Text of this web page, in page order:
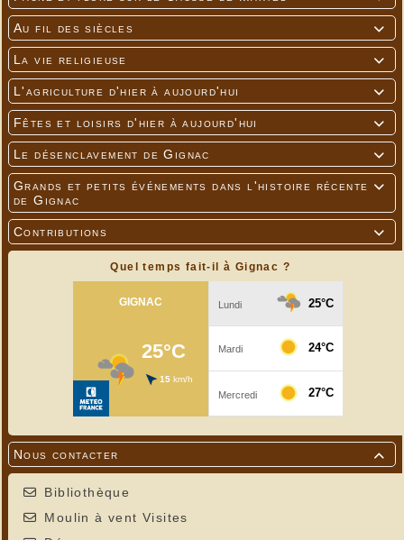

Au fil des siècles

La vie religieuse

L'agriculture d'hier à aujourd'hui

Fêtes et loisirs d'hier à aujourd'hui

Le désenclavement de Gignac

Grands et petits événements dans l'histoire récente
de Gignac

Contributions
Quel temps fait-il à Gignac ?

Nous contacter
Bibliothèque
Moulin à vent Visites